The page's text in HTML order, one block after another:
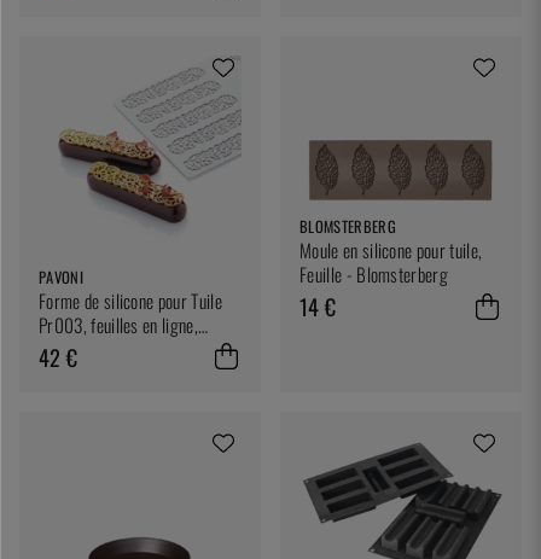
PAVONI
Forme de silicone pour Tuile
Pr003, feuilles en ligne,
Pavodecor - Pavoni
42 €
BLOMSTERBERG
Moule en silicone pour tuile,
Feuille - Blomsterberg
14 €